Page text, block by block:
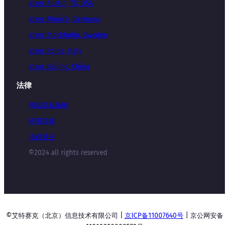
atsec Austin, TX, USA
atsec Munich, Germany
atsec Stockholm, Sweden
atsec Rome, Italy
atsec Beijing, China
法律
网站隐私策略
环境策略
法律通告
©2024 all rights reserved
©艾特赛克（北京）信息技术有限公司 | 京ICP备11007640号| 京公网安备